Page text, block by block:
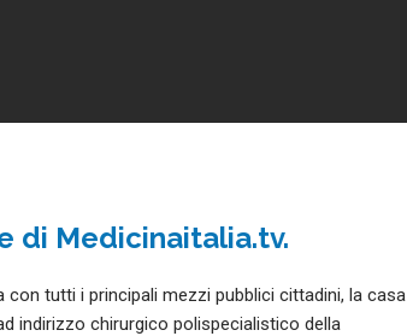
di Medicinaitalia.tv.
tutti i principali mezzi pubblici cittadini, la casa
indirizzo chirurgico polispecialistico della